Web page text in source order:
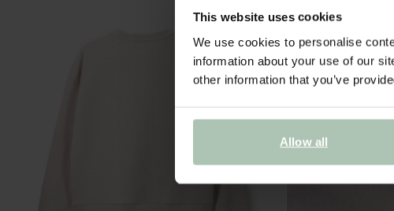
This website uses cookies
We use cookies to personalise
information about your use of our
other information that you’ve
Allow all